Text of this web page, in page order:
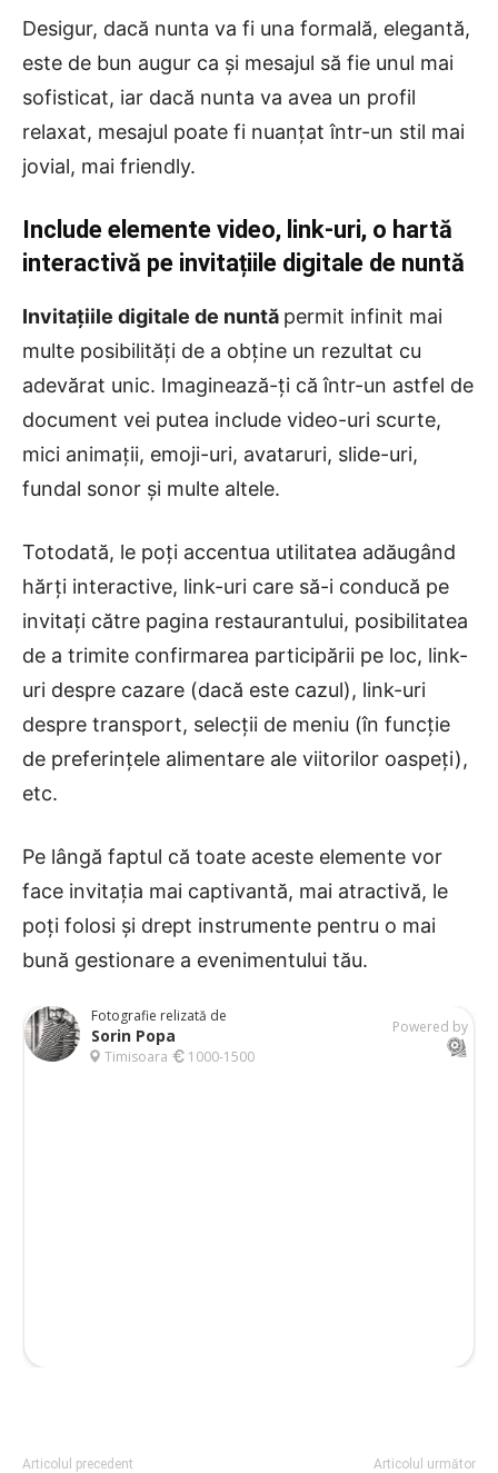
Desigur, dacă nunta va fi una formală, elegantă,
este de bun augur ca și mesajul să fie unul mai
sofisticat, iar dacă nunta va avea un profil
relaxat, mesajul poate fi nuanțat într-un stil mai
jovial, mai friendly.
Include elemente video, link-uri, o hartă
interactivă pe invitațiile digitale de nuntă
Invitațiile digitale de nuntă permit infinit mai
multe posibilități de a obține un rezultat cu
adevărat unic. Imaginează-ți că într-un astfel de
document vei putea include video-uri scurte,
mici animații, emoji-uri, avataruri, slide-uri,
fundal sonor și multe altele.
Totodată, le poți accentua utilitatea adăugând
hărți interactive, link-uri care să-i conducă pe
invitați către pagina restaurantului, posibilitatea
de a trimite confirmarea participării pe loc, link-
uri despre cazare (dacă este cazul), link-uri
despre transport, selecții de meniu (în funcție
de preferințele alimentare ale viitorilor oaspeți),
etc.
Pe lângă faptul că toate aceste elemente vor
face invitația mai captivantă, mai atractivă, le
poți folosi și drept instrumente pentru o mai
bună gestionare a evenimentului tău.
Articolul precedent Articolul următor